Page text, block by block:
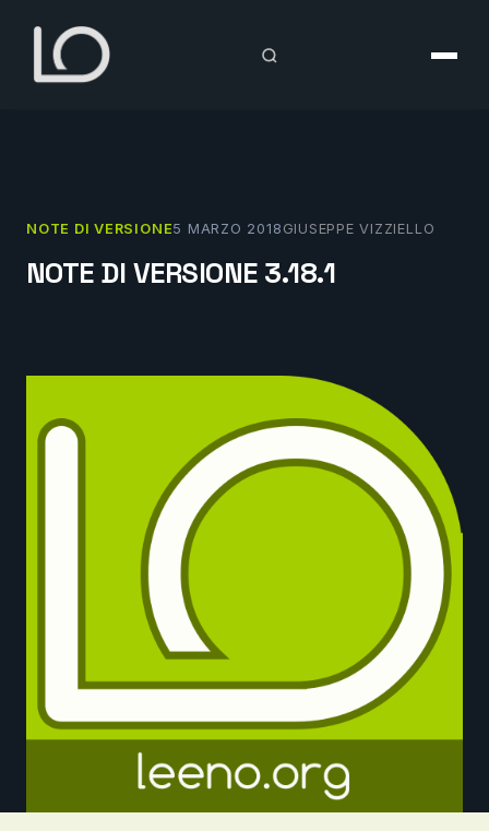
contenuto
NOTE DI VERSIONE5 MARZO 2018 GIUSEPPE VIZZIELLO
NOTE DI VERSIONE 3.18.1